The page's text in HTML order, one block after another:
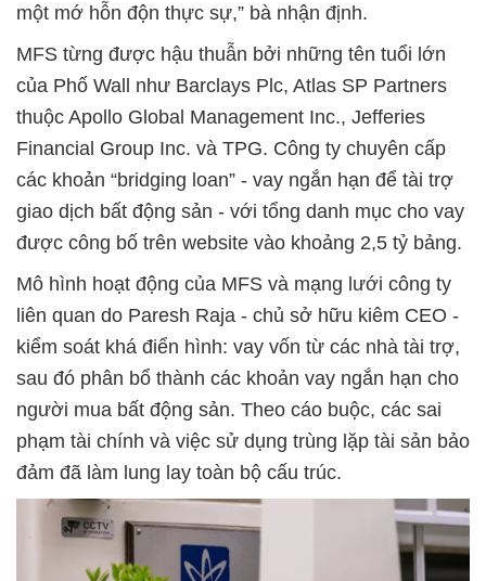
một mớ hỗn độn thực sự,” bà nhận định.
MFS từng được hậu thuẫn bởi những tên tuổi lớn
của Phố Wall như Barclays Plc, Atlas SP Partners
thuộc Apollo Global Management Inc., Jefferies
Financial Group Inc. và TPG. Công ty chuyên cấp
các khoản “bridging loan” - vay ngắn hạn để tài trợ
giao dịch bất động sản - với tổng danh mục cho vay
được công bố trên website vào khoảng 2,5 tỷ bảng.
Mô hình hoạt động của MFS và mạng lưới công ty
liên quan do Paresh Raja - chủ sở hữu kiêm CEO -
kiểm soát khá điển hình: vay vốn từ các nhà tài trợ,
sau đó phân bổ thành các khoản vay ngắn hạn cho
người mua bất động sản. Theo cáo buộc, các sai
phạm tài chính và việc sử dụng trùng lặp tài sản bảo
đảm đã làm lung lay toàn bộ cấu trúc.